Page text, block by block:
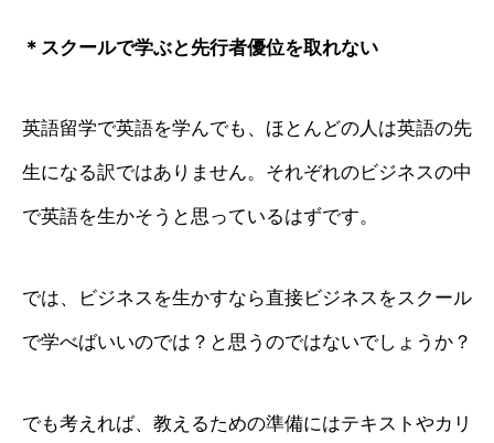
＊スクールで学ぶと先行者優位を取れない
英語留学で英語を学んでも、ほとんどの人は英語の先
生になる訳ではありません。それぞれのビジネスの中
で英語を生かそうと思っているはずです。
では、ビジネスを生かすなら直接ビジネスをスクール
で学べばいいのでは？と思うのではないでしょうか？
でも考えれば、教えるための準備にはテキストやカリ